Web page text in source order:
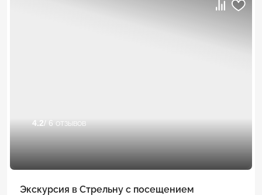
4.2/ 6 отзывов
Экскурсия в Стрельну с посещением